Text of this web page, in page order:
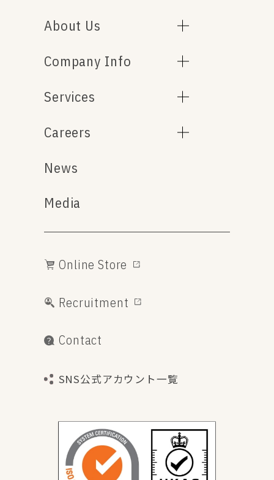
Online Store
Recruitment
Contact
SNS公式アカウント一覧
About Us
Company Info
Services
Careers
News
Media